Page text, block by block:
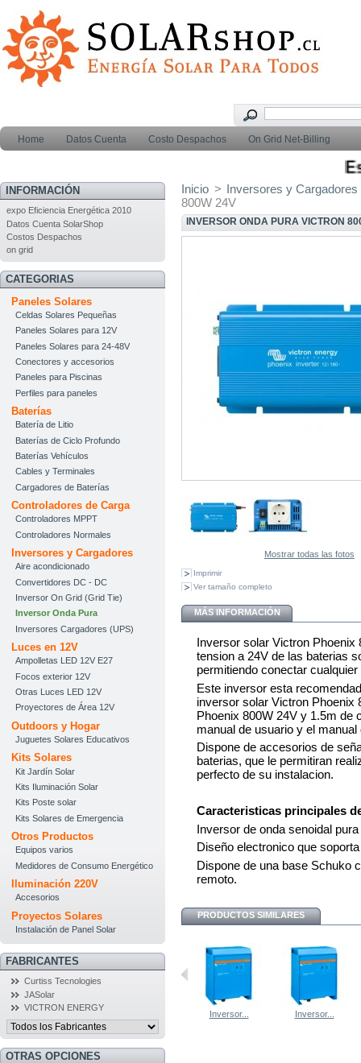
Home Datos Cuenta Costo Despachos On Grid Net-Billing
INFORMACIÓN
expo Eficiencia Energética 2010
Datos Cuenta SolarShop
Costos Despachos
on grid
CATEGORIAS
Paneles Solares
Celdas Solares Pequeñas
Paneles Solares para 12V
Paneles Solares para 24-48V
Conectores y accesorios
Paneles para Piscinas
Perfiles para paneles
Baterías
Batería de Litio
Baterías de Ciclo Profundo
Baterías Vehículos
Cables y Terminales
Cargadores de Baterías
Controladores de Carga
Controladores MPPT
Controladores Normales
Inversores y Cargadores
Aire acondicionado
Convertidores DC - DC
Inversor On Grid (Grid Tie)
Inversor Onda Pura
Inversores Cargadores (UPS)
Luces en 12V
Ampolletas LED 12V E27
Focos exterior 12V
Otras Luces LED 12V
Proyectores de Área 12V
Outdoors y Hogar
Juguetes Solares Educativos
Kits Solares
Kit Jardín Solar
Kits Iluminación Solar
Kits Poste solar
Kits Solares de Emergencia
Otros Productos
Equipos varios
Medidores de Consumo Energético
Iluminación 220V
Accesorios
Proyectos Solares
Instalación de Panel Solar
FABRICANTES
Curtiss Tecnologies
JASolar
VICTRON ENERGY
OTRAS OPCIONES
Inicio > Inversores y Cargadores
800W 24V
INVERSOR ONDA PURA VICTRON
Mostrar todas las fotos
Imprimir
Ver tamaño completo
MÁS INFORMACIÓN
Inversor solar Victron Phoenix
tension a 24V de las baterias
permitiendo conectar
Este inversor esta
inversor solar Victron Phoenix
Phoenix 800W 24V y 1.5m de
manual de usuario y el manual
Dispone de accesorios de
baterias, que le permitiran
perfecto de su instalacion.
Caracteristicas principales
Inversor de onda senoidal
Diseño electronico que
Dispone de una base Schuko
remoto.
PRODUCTOS SIMILARES
Inversor... Inversor... Inversor...